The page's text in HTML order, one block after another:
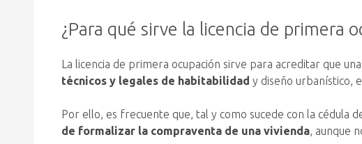
¿Para qué sirve la licencia de primera
La licencia de primera ocupación sirve para acreditar que una
técnicos y legales de habitabilidad y diseño urbanístico,
Por ello, es frecuente que, tal y como sucede con la cédula
de formalizar la compraventa de una vivienda, aunque